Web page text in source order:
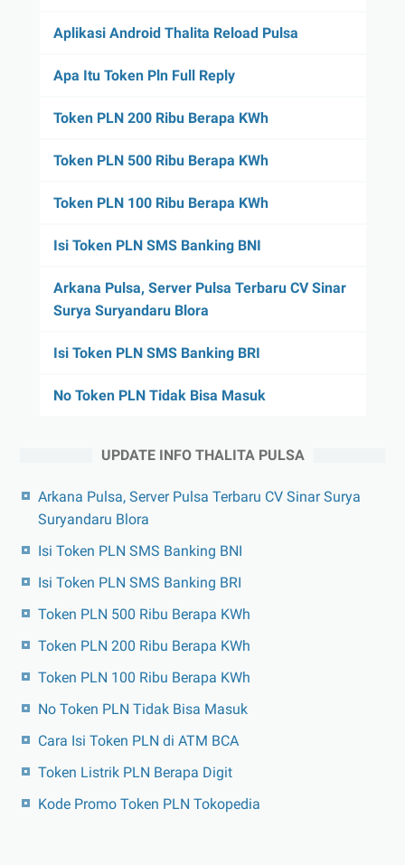
Aplikasi Android Thalita Reload Pulsa
Apa Itu Token Pln Full Reply
Token PLN 200 Ribu Berapa KWh
Token PLN 500 Ribu Berapa KWh
Token PLN 100 Ribu Berapa KWh
Isi Token PLN SMS Banking BNI
Arkana Pulsa, Server Pulsa Terbaru CV Sinar
Surya Suryandaru Blora
Isi Token PLN SMS Banking BRI
No Token PLN Tidak Bisa Masuk
UPDATE INFO THALITA PULSA
Arkana Pulsa, Server Pulsa Terbaru CV Sinar Surya
Suryandaru Blora
Isi Token PLN SMS Banking BNI
Isi Token PLN SMS Banking BRI
Token PLN 500 Ribu Berapa KWh
Token PLN 200 Ribu Berapa KWh
Token PLN 100 Ribu Berapa KWh
No Token PLN Tidak Bisa Masuk
Cara Isi Token PLN di ATM BCA
Token Listrik PLN Berapa Digit
Kode Promo Token PLN Tokopedia